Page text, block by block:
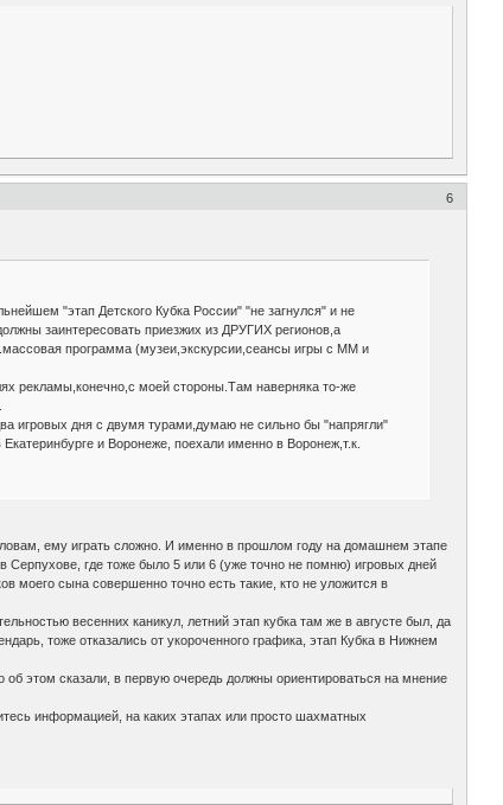
6
"этап Детского Кубка России" "не загнулся" и не
заинтересовать приезжих из ДРУГИХ регионов,а
программа (музеи,экскурсии,сеансы игры с ММ и
рекламы,конечно,с моей стороны.Там наверняка то-же
игровых дня с двумя турами,думаю не сильно бы "напрягли"
и Воронеже, поехали именно в Воронеж,т.к.
ему играть сложно. И именно в прошлом году на домашнем этапе
Серпухове, где тоже было 5 или 6 (уже точно не помню) игровых дней
моего сына совершенно точно есть такие, кто не уложится в
весенних каникул, летний этап кубка там же в августе был, да
тоже отказались от укороченного графика, этап Кубка в Нижнем
этом сказали, в первую очередь должны ориентироваться на мнение
информацией, на каких этапах или просто шахматных